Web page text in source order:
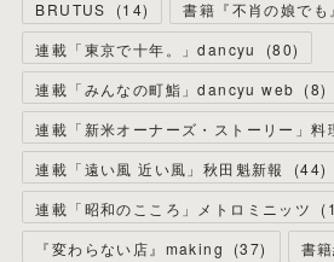
BRUTUS
(14) 書籍『不肖の娘でも』
連載「東京で十年。」dancyu
(80)
連載「みんなの町鮨」dancyu web (8)
連載「新米オーナーズ・ストーリー」料
連載「遠い風 近い風」秋田魁新報
(44)
連載「昭和のこころ」メトロミニッツ
(
『変わらない店』making
(37) 書